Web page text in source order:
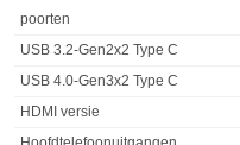
poorten
USB 3.2-Gen2x2 Type C
USB 4.0-Gen3x2 Type C
HDMI versie